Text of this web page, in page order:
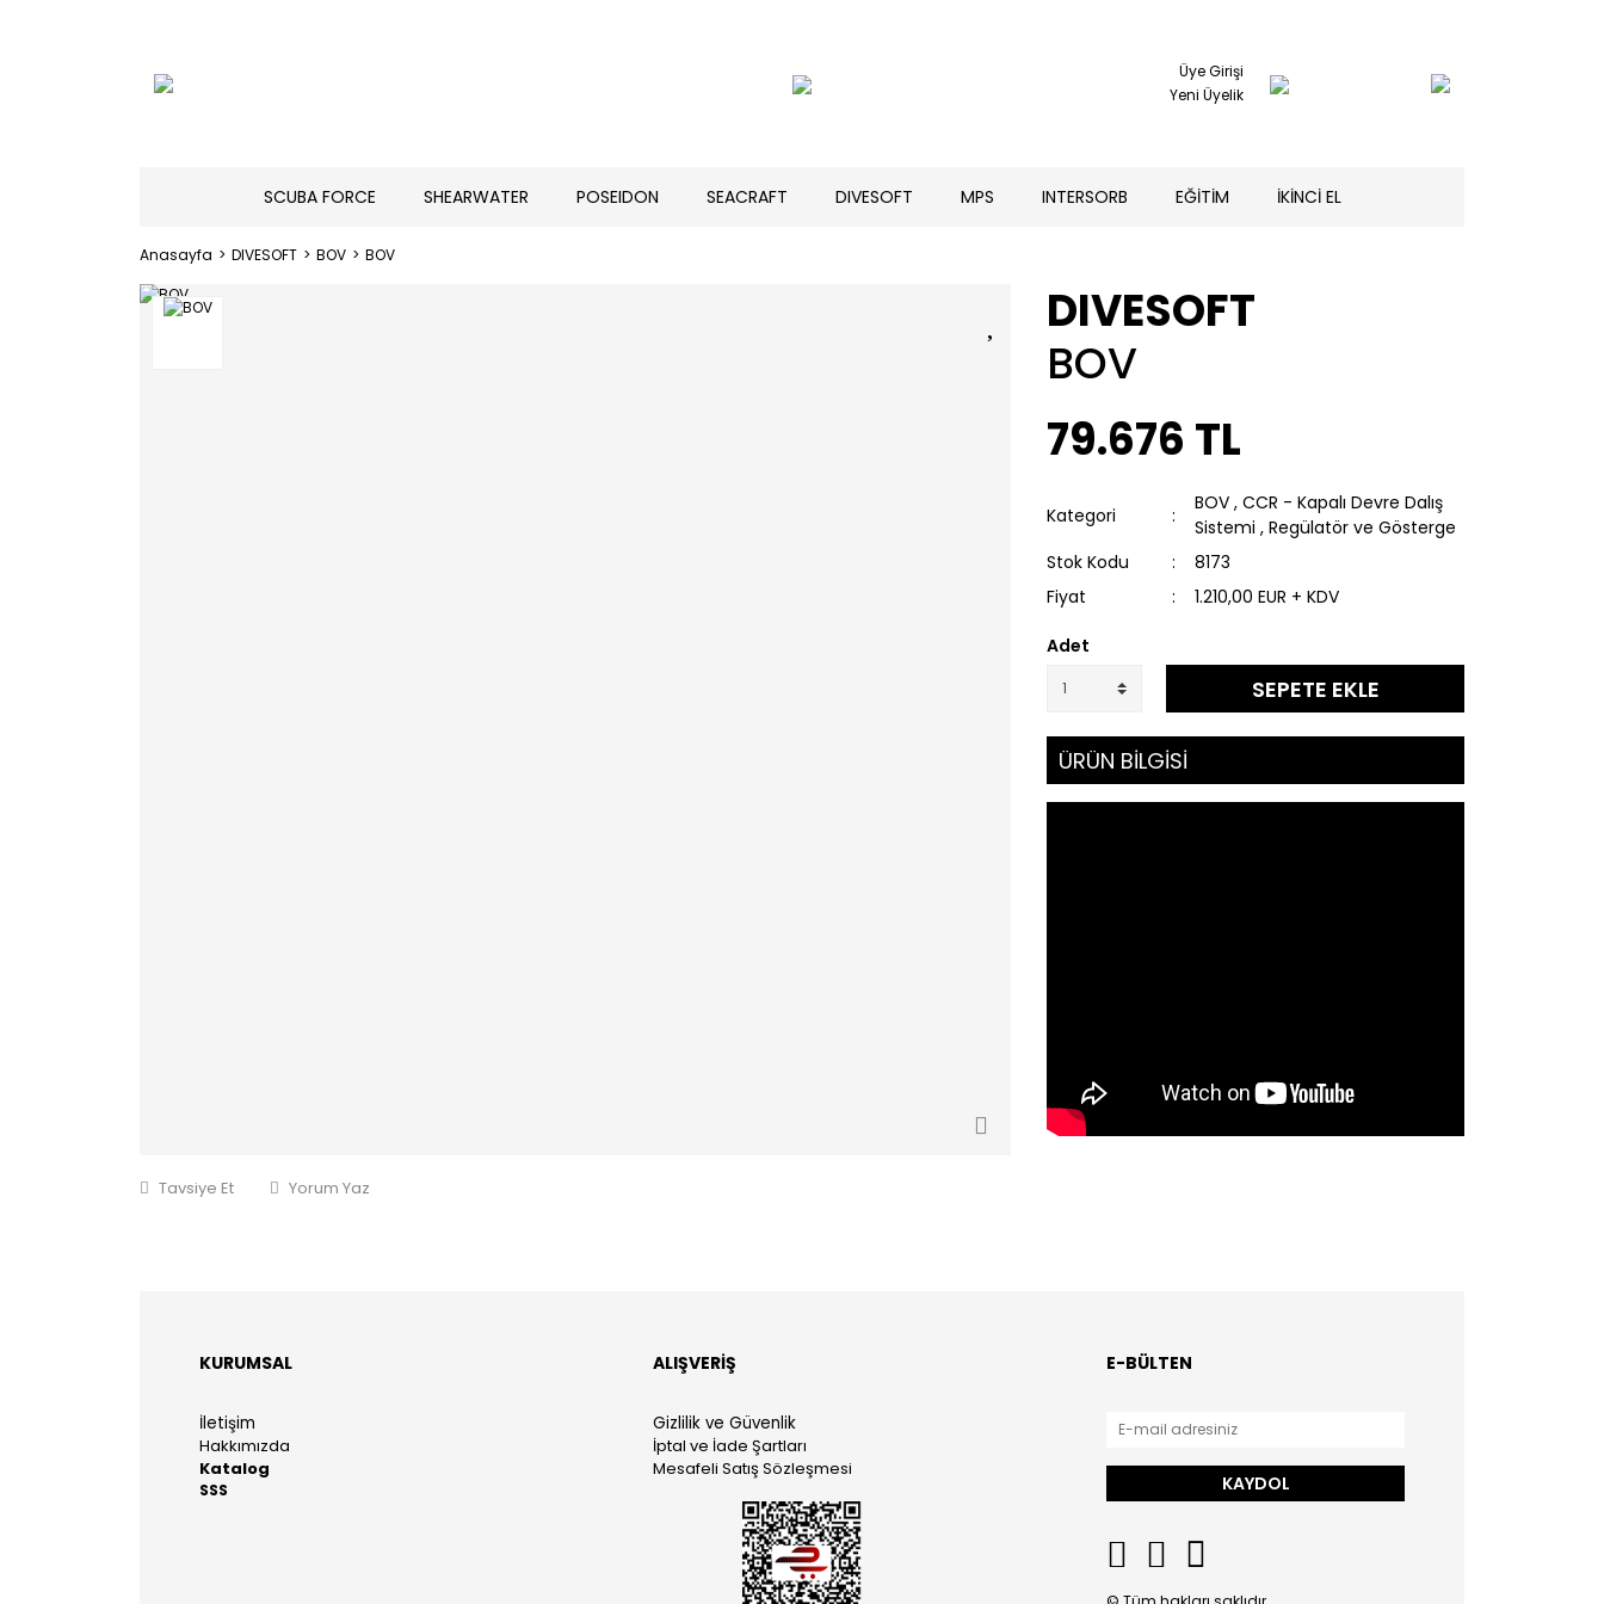
Üye Girişi
Yeni Üyelik
SCUBA FORCE SHEARWATER POSEIDON SEACRAFT DIVESOFT MPS INTERSORB EĞİTİM İKİNCİ EL
Anasayfa DIVESOFT BOV BOV
Tavsiye Et Yorum Yaz
DIVESOFT
BOV
79.676 TL
Kategori
BOV , CCR - Kapalı Devre Dalış
Sistemi , Regülatör ve Gösterge
Stok Kodu
8173
Fiyat
1.210,00 EUR + KDV
Adet
SEPETE EKLE
ÜRÜN BİLGİSİ
KURUMSAL
İletişim
Hakkımızda
Katalog
SSS
ALIŞVERİŞ
Gizlilik ve Güvenlik
İptal ve İade Şartları
Mesafeli Satış Sözleşmesi
E-BÜLTEN
KAYDOL